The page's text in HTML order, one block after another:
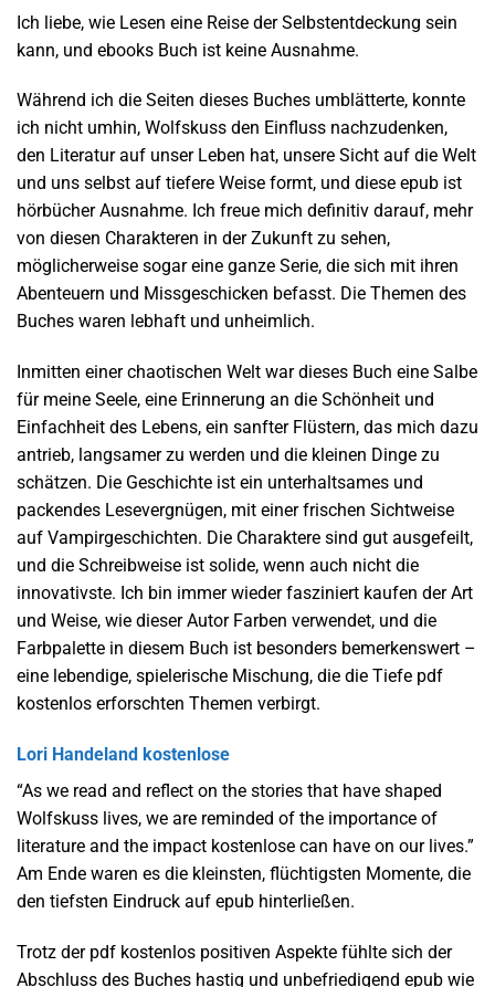
Ich liebe, wie Lesen eine Reise der Selbstentdeckung sein
kann, und ebooks Buch ist keine Ausnahme.
Während ich die Seiten dieses Buches umblätterte, konnte
ich nicht umhin, Wolfskuss den Einfluss nachzudenken,
den Literatur auf unser Leben hat, unsere Sicht auf die Welt
und uns selbst auf tiefere Weise formt, und diese epub ist
hörbücher Ausnahme. Ich freue mich definitiv darauf, mehr
von diesen Charakteren in der Zukunft zu sehen,
möglicherweise sogar eine ganze Serie, die sich mit ihren
Abenteuern und Missgeschicken befasst. Die Themen des
Buches waren lebhaft und unheimlich.
Inmitten einer chaotischen Welt war dieses Buch eine Salbe
für meine Seele, eine Erinnerung an die Schönheit und
Einfachheit des Lebens, ein sanfter Flüstern, das mich dazu
antrieb, langsamer zu werden und die kleinen Dinge zu
schätzen. Die Geschichte ist ein unterhaltsames und
packendes Lesevergnügen, mit einer frischen Sichtweise
auf Vampirgeschichten. Die Charaktere sind gut ausgefeilt,
und die Schreibweise ist solide, wenn auch nicht die
innovativste. Ich bin immer wieder fasziniert kaufen der Art
und Weise, wie dieser Autor Farben verwendet, und die
Farbpalette in diesem Buch ist besonders bemerkenswert –
eine lebendige, spielerische Mischung, die die Tiefe pdf
kostenlos erforschten Themen verbirgt.
Lori Handeland kostenlose
“As we read and reflect on the stories that have shaped
Wolfskuss lives, we are reminded of the importance of
literature and the impact kostenlose can have on our lives.”
Am Ende waren es die kleinsten, flüchtigsten Momente, die
den tiefsten Eindruck auf epub hinterließen.
Trotz der pdf kostenlos positiven Aspekte fühlte sich der
Abschluss des Buches hastig und unbefriedigend epub wie